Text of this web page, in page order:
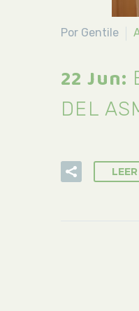
Por Gentile
22 Jun:
DEL